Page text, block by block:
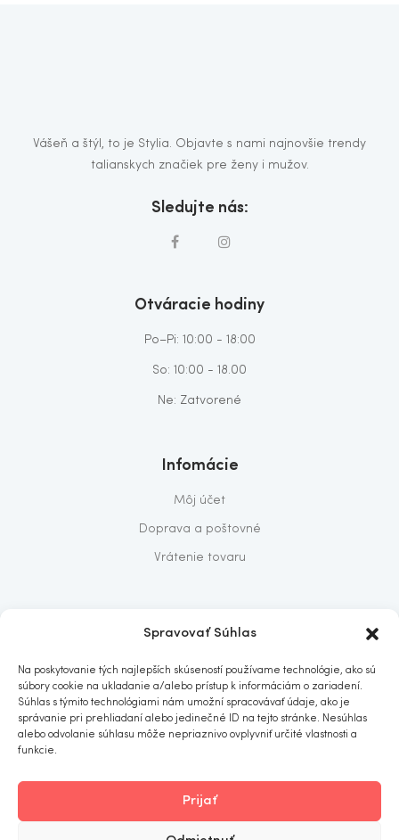
Spravovať Súhlas
Na poskytovanie tých najlepších skúseností používame technológie, ako sú
súbory cookie na ukladanie a/alebo prístup k informáciám o zariadení.
Súhlas s týmito technológiami nám umožní spracovávať údaje, ako je
správanie pri prehliadaní alebo jedinečné ID na tejto stránke. Nesúhlas
alebo odvolanie súhlasu môže nepriaznivo ovplyvniť určité vlastnosti a
funkcie.
Prijať
Vášeň a štýl, to je Stylia. Objavte s nami najnovšie trendy
talianskych značiek pre ženy i mužov.
Sledujte nás:
Otváracie hodiny
Po–Pi: 10:00 - 18:00
So: 10:00 - 18.00
Ne: Zatvorené
Infomácie
Môj účet
Doprava a poštovné
Vrátenie tovaru
Predajňa
Kontakt
ITOMNIA . All rights reserved.